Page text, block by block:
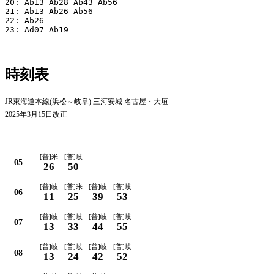
20: Ab13 Ab28 Ab43 Ab56
21: Ab13 Ab26 Ab56
22: Ab26
23: Ad07 Ab19
時刻表
JR東海道本線(浜松～岐阜) 三河安城 名古屋・大垣
2025年3月15日改正
05
[普]米
26
[普]岐
50
06
[普]岐
11
[普]米
25
[普]岐
39
[普]岐
53
07
[普]岐
13
[普]岐
33
[普]岐
44
[普]岐
55
08
[普]岐
13
[普]岐
24
[普]岐
42
[普]岐
52